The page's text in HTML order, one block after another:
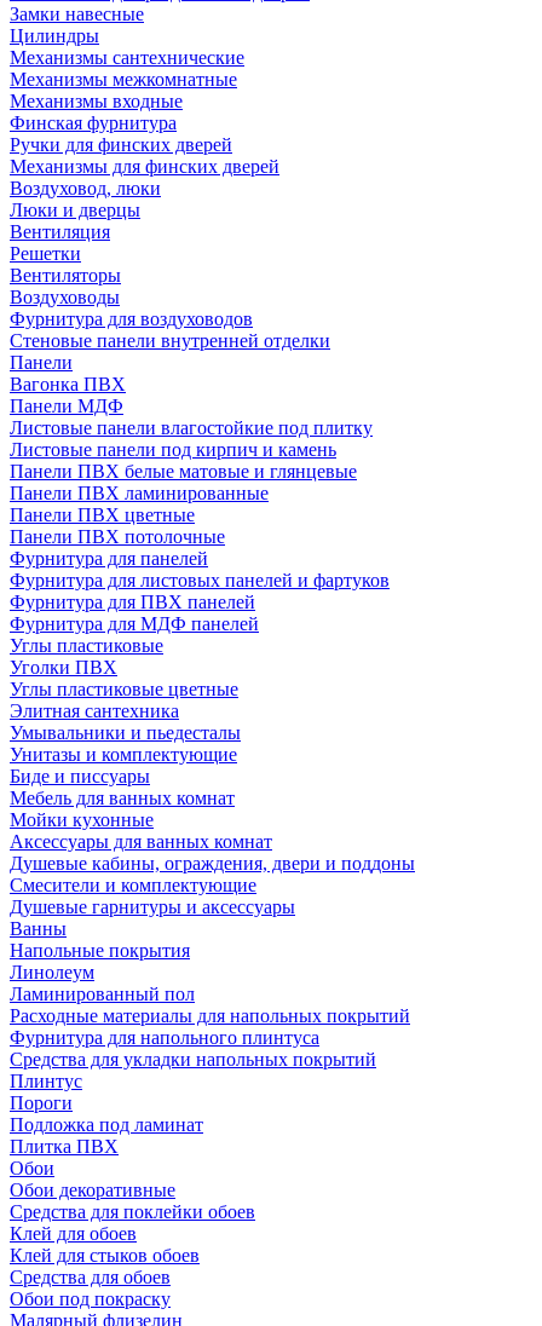
Замки навесные
Цилиндры
Механизмы сантехнические
Механизмы межкомнатные
Механизмы входные
Финская фурнитура
Ручки для финских дверей
Механизмы для финских дверей
Воздуховод, люки
Люки и дверцы
Вентиляция
Решетки
Вентиляторы
Воздуховоды
Фурнитура для воздуховодов
Стеновые панели внутренней отделки
Панели
Вагонка ПВХ
Панели МДФ
Листовые панели влагостойкие под плитку
Листовые панели под кирпич и камень
Панели ПВХ белые матовые и глянцевые
Панели ПВХ ламинированные
Панели ПВХ цветные
Панели ПВХ потолочные
Фурнитура для панелей
Фурнитура для листовых панелей и фартуков
Фурнитура для ПВХ панелей
Фурнитура для МДФ панелей
Углы пластиковые
Уголки ПВХ
Углы пластиковые цветные
Элитная сантехника
Умывальники и пьедесталы
Унитазы и комплектующие
Биде и писсуары
Мебель для ванных комнат
Мойки кухонные
Аксессуары для ванных комнат
Душевые кабины, ограждения, двери и поддоны
Смесители и комплектующие
Душевые гарнитуры и аксессуары
Ванны
Напольные покрытия
Линолеум
Ламинированный пол
Расходные материалы для напольных покрытий
Фурнитура для напольного плинтуса
Средства для укладки напольных покрытий
Плинтус
Пороги
Подложка под ламинат
Плитка ПВХ
Обои
Обои декоративные
Средства для поклейки обоев
Клей для обоев
Клей для стыков обоев
Средства для обоев
Обои под покраску
Малярный флизелин